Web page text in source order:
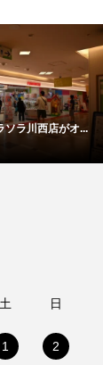
ラ川西店がオ...
土 日
1 2